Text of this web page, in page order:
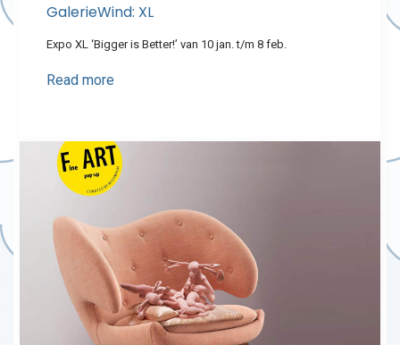
GalerieWind: XL
Expo XL ‘Bigger is Better!’ van 10 jan. t/m 8 feb.
Read more